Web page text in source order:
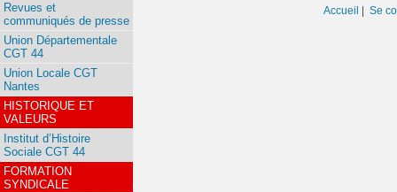
Revues et
communiqués de presse
Union Départementale
CGT 44
Union Locale CGT
Nantes
HISTORIQUE ET
VALEURS
Institut d’Histoire
Sociale CGT 44
FORMATION
SYNDICALE
Accueil | Se